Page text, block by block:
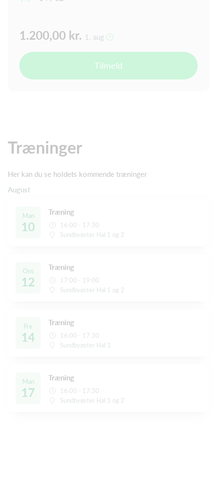
1.200,00 kr. 1. aug
Tilmeld
Træninger
Her kan du se holdets kommende træninger
August
Man
10
Træning
16:00 - 17:30
Sundbyøster Hal 1 og 2
Ons
12
Træning
17:00 - 19:00
Sundbyøster Hal 1 og 2
Fre
14
Træning
16:00 - 17:30
Sundbyøster Hal 1
Man
17
Træning
16:00 - 17:30
Sundbyøster Hal 1 og 2